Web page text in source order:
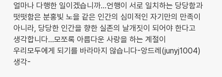
얼마나 다행한 일이겠습니까...언행이 서로 일치하는 당당함과
떳떳함은 분홍빛 노을 같은 인간의 심미적인 자기만의 만족이
아니라, 당당한 인간을 향한 실존의 날개짓이 되어야 한다고
생각합니다...모쪼록 아름다운 사랑을 하는 계절이
우리모두에게 되기를 바라마지 않습니다-앙드레(junyj1004)
생각-